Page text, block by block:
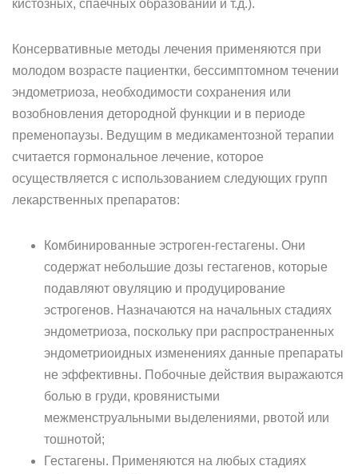
кистозных, спаечных образований и т.д.).
Консервативные методы лечения применяются при
молодом возрасте пациентки, бессимптомном течении
эндометриоза, необходимости сохранения или
возобновления детородной функции и в периоде
пременопаузы. Ведущим в медикаментозной терапии
считается гормональное лечение, которое
осуществляется с использованием следующих групп
лекарственных препаратов:
Комбинированные эстроген-гестагены. Они
содержат небольшие дозы гестагенов, которые
подавляют овуляцию и продуцирование
эстрогенов. Назначаются на начальных стадиях
эндометриоза, поскольку при распространенных
эндометриоидных изменениях данные препараты
не эффективны. Побочные действия выражаются
болью в груди, кровянистыми
межменструальными выделениями, рвотой или
тошнотой;
Гестагены. Применяются на любых стадиях